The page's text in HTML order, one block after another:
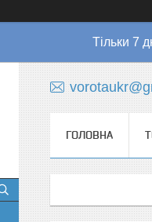
Тільки 7
ГОЛОВНА